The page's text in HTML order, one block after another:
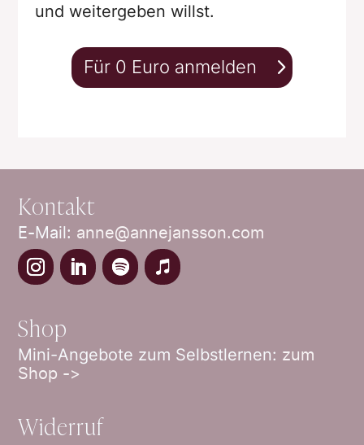
und weitergeben willst.
Für 0 Euro anmelden
Kontakt
E-Mail: anne@annejansson.com
Shop
Mini-Angebote zum Selbstlernen: zum
Shop ->
Widerruf